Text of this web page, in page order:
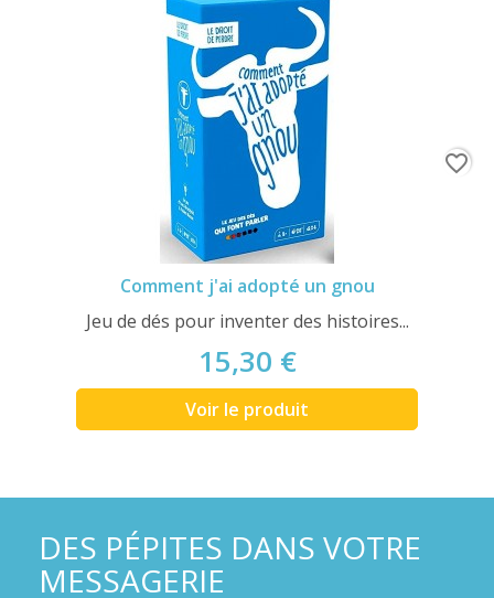
Comment j'ai adopté un gnou
Jeu de dés pour inventer des histoires...
15,30 €
Voir le produit
favorite_border
DES PÉPITES DANS VOTRE
MESSAGERIE